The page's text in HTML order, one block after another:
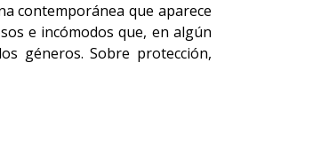
contemporánea que aparece
e incómodos que, en algún
géneros. Sobre protección,